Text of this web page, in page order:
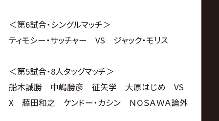
＜第6試合・シングルマッチ＞
ティモシー・サッチャー VS ジャック・モリス
＜第5試合・8人タッグマッチ＞
船木誠勝 中嶋勝彦 征矢学 大原はじめ VS
X 藤田和之 ケンドー・カシン ＮOＳＡＷＡ論外